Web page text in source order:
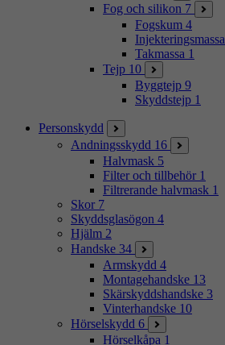
Fog och silikon 7
Fogskum 4
Injekteringsmassa
Takmassa 1
Tejp 10
Byggtejp 9
Skyddstejp 1
Personskydd
Andningsskydd 16
Halvmask 5
Filter och tillbehör 1
Filtrerande halvmask 1
Skor 7
Skyddsglasögon 4
Hjälm 2
Handske 34
Armskydd 4
Montagehandske 13
Skärskyddshandske 3
Vinterhandske 10
Hörselskydd 6
Hörselkåpa 1